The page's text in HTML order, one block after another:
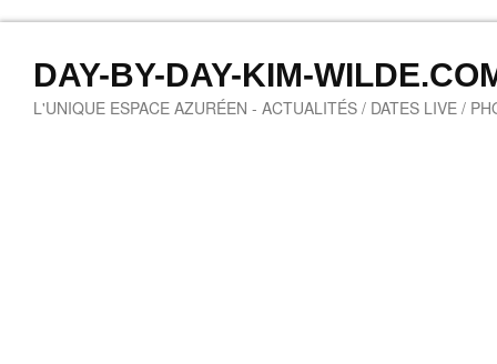
DAY-BY-DAY-KIM-
L'UNIQUE ESPACE AZURÉEN - ACTUALITÉS / DATES LIVE /